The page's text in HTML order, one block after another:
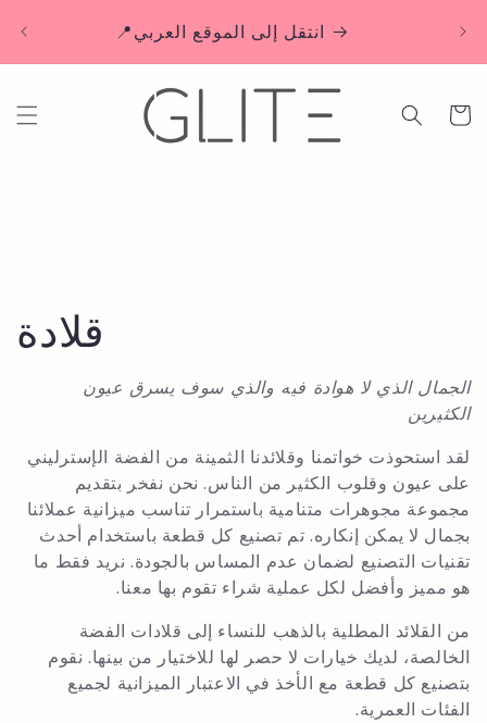
📍انتقل إلى الموقع العربي 🚚 توصيل مجاني بدون حد أدنى للطلب في الإمارات
عربة
التسوق
م
و
ع
قلادة
الجمال الذي لا هوادة فيه والذي سوف يسرق عيون
الكثيرين
لقد استحوذت خواتمنا وقلائدنا الثمينة من الفضة الإسترليني
على عيون وقلوب الكثير من الناس. نحن نفخر بتقديم
مجموعة مجوهرات متنامية باستمرار تناسب ميزانية عملائنا
بجمال لا يمكن إنكاره. تم تصنيع كل قطعة باستخدام أحدث
تقنيات التصنيع لضمان عدم المساس بالجودة. نريد فقط ما
هو مميز وأفضل لكل عملية شراء تقوم بها معنا.
من القلائد المطلية بالذهب للنساء إلى قلادات الفضة
الخالصة، لديك خيارات لا حصر لها للاختيار من بينها. نقوم
بتصنيع كل قطعة مع الأخذ في الاعتبار الميزانية لجميع
الفئات العمرية.